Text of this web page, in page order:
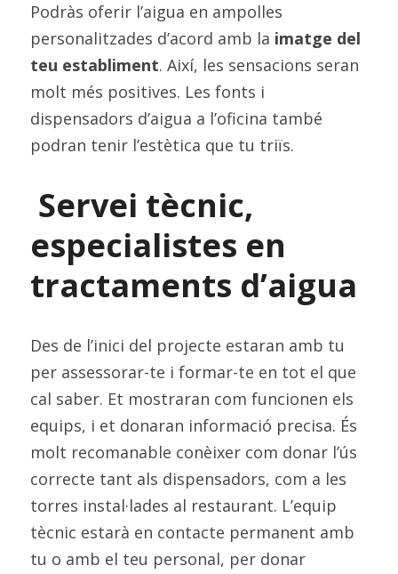
Podràs oferir l’aigua en ampolles
personalitzades d’acord amb la imatge del
teu establiment. Així, les sensacions seran
molt més positives. Les fonts i
dispensadors d’aigua a l’oficina també
podran tenir l’estètica que tu triïs.
Servei tècnic,
especialistes en
tractaments d’aigua
Des de l’inici del projecte estaran amb tu
per assessorar-te i formar-te en tot el que
cal saber. Et mostraran com funcionen els
equips, i et donaran informació precisa. És
molt recomanable conèixer com donar l’ús
correcte tant als dispensadors, com a les
torres instal·lades al restaurant. L’equip
tècnic estarà en contacte permanent amb
tu o amb el teu personal, per donar